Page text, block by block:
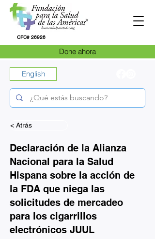
Done ahora
CFC# 26926
English
< Atrás
Declaración de la Alianza
Nacional para la Salud
Hispana sobre la acción de
la FDA que niega las
solicitudes de mercadeo
para los cigarrillos
electrónicos JUUL